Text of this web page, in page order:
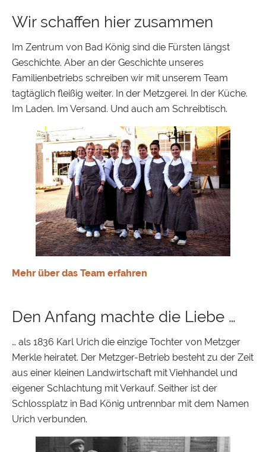
Wir schaffen hier zusammen
Im Zentrum von Bad König sind die Fürsten längst
Geschichte. Aber an der Geschichte unseres
Familienbetriebs schreiben wir mit unserem Team
tagtäglich fleißig weiter. In der Metzgerei. In der Küche.
Im Laden. Im Versand. Und auch am Schreibtisch.
Mehr über das Team erfahren
Den Anfang machte die Liebe …
… als 1836 Karl Urich die einzige Tochter von Metzger
Merkle heiratet. Der Metzger-Betrieb besteht zu der Zeit
aus einer kleinen Landwirtschaft mit Viehhandel und
eigener Schlachtung mit Verkauf. Seither ist der
Schlossplatz in Bad König untrennbar mit dem Namen
Urich verbunden.